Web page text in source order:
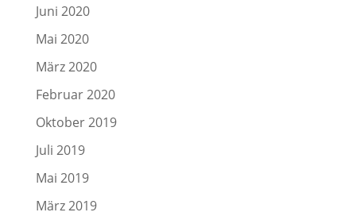
Juni 2020
Mai 2020
März 2020
Februar 2020
Oktober 2019
Juli 2019
Mai 2019
März 2019